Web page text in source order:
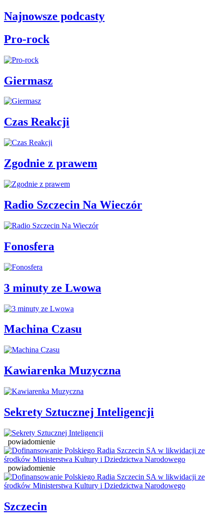
Najnowsze podcasty
Pro-rock
Giermasz
Czas Reakcji
Zgodnie z prawem
Radio Szczecin Na Wieczór
Fonosfera
3 minuty ze Lwowa
Machina Czasu
Kawiarenka Muzyczna
Sekrety Sztucznej Inteligencji
powiadomienie
powiadomienie
Szczecin